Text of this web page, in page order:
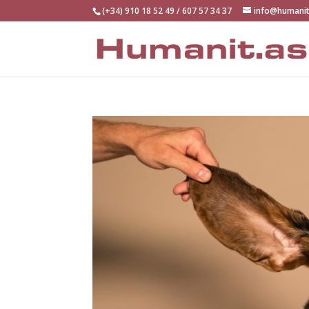
(+34) 910 18 52 49 / 607 57 34 37